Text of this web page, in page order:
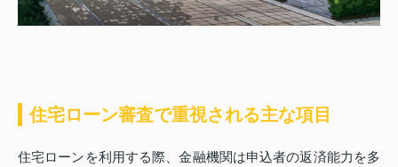
住宅ローン審査で重視される主な項目
住宅ローンを利用する際、金融機関は申込者の返済能力を多